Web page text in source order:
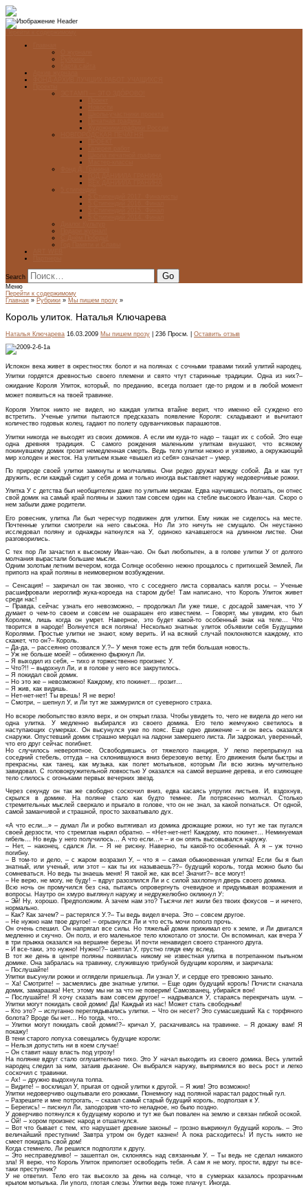
Search
Меню
Перейти к содержимому
Главная » Рубрики » Мы пишем прозу »
Король улиток. Наталья Ключарева
Наталья Ключарева 16.03.2009 Мы пишем прозу | 236 Просм. | Оставить отзыв
Испокон века живет в окрестностях болот и на полянах с сочными травами тихий улитий народец.
Улитки гордятся древностью своего племени и свято чтут старинные традиции. Одна из них?–
ожидание Короля Улиток, который, по преданию, всегда ползает где-то рядом и в любой момент
может появиться на твоей травинке.
Короля Улиток никто не видел, но каждая улитка втайне верит, что именно ей суждено его
встретить. Ученые улитки пытаются предсказать появление Короля: складывают и вычитают
количество годовых колец, гадают по полету одуванчиковых парашютов.
Улитки никогда не выходят из своих домиков. А если им куда-то надо – тащат их с собой. Это еще
одна древняя традиция. С самого рождения маленьким улиткам внушают, что всякому
покинувшему домик грозит немедленная смерть. Ведь тело улитки нежно и уязвимо, а окружающий
мир холоден и жесток. На улитьем языке «вышел из себя» означает – умер.
По природе своей улитки замкнуты и молчаливы. Они редко дружат между собой. Да и как тут
дружить, если каждый сидит у себя дома и только иногда выставляет наружу недоверчивые рожки.
Улитка У с детства был необщителен даже по улитьим меркам. Едва научившись ползать, он отнес
свой домик на самый край поляны и зажил там совсем один на стебле высокого Иван-чая. Скоро о
нем забыли даже родители.
Его ровесник, улитка Ли был чересчур подвижен для улитки. Ему никак не сиделось на месте.
Почтенные улитки смотрели на него свысока. Но Ли это ничуть не смущало. Он неустанно
исследовал поляну и однажды наткнулся на У, одиноко качавшегося на длинном листке. Они
разговорились.
С тех пор Ли зачастил к высокому Иван-чаю. Он был любопытен, а в голове улитки У от долгого
молчания вырастали большие мысли.
Одним золотым летним вечером, когда Солнце особенно нежно прощалось с притихшей Землей, Ли
приполз на край поляны в неимоверном возбуждении.
– Сенсация! – закричал он так звонко, что с соседнего листа сорвалась капля росы. – Ученые
расшифровали иероглиф жука-короеда на старом дубе! Там написано, что Король Улиток живет
среди нас!
– Правда, сейчас узнать его невозможно, – продолжал Ли уже тише, с досадой замечая, что У
думает о чем-то своем и совсем не ошарашен его известием. – Говорят, мы увидим, кто был
Королем, лишь когда он умрет. Наверное, это будет какой-то особенный знак на теле... Что
творится в народе! Волнуется вся поляна! Несколько знатных улиток объявили себя Будущими
Королями. Простые улитки не знают, кому верить. И на всякий случай поклоняются каждому, кто
скажет, что он?– Король.
– Да-да, – рассеянно отозвался У.?– У меня тоже есть для тебя большая новость.
– Уж не больше моей! – обиженно фыркнул Ли.
– Я выходил из себя, – тихо и торжественно произнес У.
– Что?!! – выдохнул Ли, и в голове у него все закрутилось.
– Я покидал свой домик.
– Но это же – невозможно! Каждому, кто покинет… грозит…
– Я жив, как видишь.
– Нет-нет-нет! Ты врешь! Я не верю!
– Смотри, – шепнул У, и Ли тут же зажмурился от суеверного страха.
Но вскоре любопытство взяло верх, и он открыл глаза. Чтобы увидеть то, чего не видела до него ни
одна улитка. У медленно выбирался из своего домика. Его тело жемчужно светилось в
наступающих сумерках. Он высунулся уже по пояс. Еще одно движение – и он весь оказался
снаружи. Опустевший домик страшно мерцал на ладони замершего листа. Ли задрожал, уверенный,
что его друг сейчас погибнет.
Но случилось невероятное. Освободившись от тяжелого панциря, У легко перепрыгнул на
соседний стебель, оттуда – на склонившуюся вниз березовую ветку. Его движения были быстры и
прекрасны, как танец, как музыка, как полет мотыльков, которым Ли всю жизнь мучительно
завидовал. С головокружительной ловкостью У оказался на самой вершине дерева, и его сияющее
тело слилось с огоньками первых вечерних звезд.
Через секунду он так же свободно соскочил вниз, едва касаясь упругих листьев. И, вздохнув,
скрылся в домике. На поляне стало как будто темнее. Ли потрясенно молчал. Столько
стремительных мыслей сверкало и прыгало в голове, что он не знал, за какой погнаться. От одной,
самой заманчивой и страшной, просто захватывало дух.
«А что если…» – думал Ли и робко вытягивал из домика дрожащие рожки, но тут же так пугался
своей дерзости, что стремглав нырял обратно. – «Нет-нет-нет! Каждому, кто покинет… Неминуемая
гибель… Но ведь у него получилось… А что если…» – и он опять высовывался наружу.
– Нет, – наконец, сдался Ли. – Я не рискну. Наверно, ты какой-то особенный. А я – уж точно
погибну.
– В том-то и дело, – с жаром возразил У, – что я – самая обыкновенная улитка! Если бы я был
знатный, или ученый, или этот – как ты их называешь??– будущий король, тогда можно было бы
сомневаться. Но ведь ты знаешь меня! Я такой же, как все! Значит?– все могут!
– Не верю, не могу, не буду! – вдруг разозлился Ли и с силой захлопнул дверь своего домика.
Всю ночь он промучился без сна, пытаясь опровергнуть очевидное и придумывая возражения и
вопросы. Наутро он хмуро выглянул наружу и недружелюбно окликнул У:
– Эй! Ну, хорошо. Предположим. А зачем нам это? Тысячи лет жили без твоих фокусов – и ничего,
нормально.
– Как? Как зачем? – растерялся У.?– Ты ведь видел вчера. Это – совсем другое.
– Не нужно нам твое другое! – огрызнулся Ли и что есть мочи пополз прочь.
Он очень спешил. Он напрягал все силы. Но тяжелый домик прижимал его к земле, и Ли двигался
медленно и скучно. Он полз, и его маленькое тело клокотало от злости. Он вспоминал, как вчера У
в три прыжка оказался на вершине березы. И почти ненавидел своего странного друга.
– И все-таки, это нужно! Нужно!?– шептал У, грустно глядя ему вслед.
В тот же день в центре поляны появилась никому не известная улитка в потрепанном пыльном
домике. Она забралась на травинку, служившую трибуной будущим королям, и закричала:
– Послушайте!
Улитки высунули рожки и оглядели пришельца. Ли узнал У, и сердце его тревожно заныло.
– Ха! Смотрите! – засмеялись две знатные улитки. – Еще один будущий король! Почисти сначала
домик, замарашка! Нет, этому мы ни за что не поверим! Самозванец, убирайся вон!
– Послушайте! Я хочу сказать вам совсем другое! – надрывался У, стараясь перекричать шум. –
Улитки могут покидать свой домик! Да! Каждый из нас! Может стать свободным!
– Кто это? – испуганно переглядывались улитки. – Что он несет? Это сумасшедший Ка с торфяного
болота? Вроде бы нет… Но тогда, что...
– Улитки могут покидать свой домик!?– кричал У, раскачиваясь на травинке. – Я докажу вам! Я
покажу!
В тени старого лопуха совещались будущие короли:
– Нельзя допустить ни в коем случае!
– Он ставит нашу власть под угрозу!
На полянке вдруг стало оглушительно тихо. Это У начал выходить из своего домика. Весь улитий
народец следил за ним, затаив дыхание. Он выбрался наружу, выпрямился во весь рост и легко
соскочил с травинки.
– Ах! – дружно выдохнула толпа.
– Видите! – восклицал У, прыгая от одной улитки к другой. – Я жив! Это возможно!
Улитки недоверчиво ощупывали его рожками. Понемногу над поляной нарастал радостный гул.
– Разрешите и мне потрогать, – сказал самый старый будущий король, подползая к У.
– Берегись! – пискнул Ли, заподозрив что-то неладное, но было поздно.
У доверчиво потянулся к будущему королю и тут же был повален на землю и связан гибкой осокой.
– Ой! – хором произнес народ и отшатнулся.
– Вот что бывает с тем, кто нарушает древние законы! – грозно выкрикнул будущий король. – Это
величайший преступник! Завтра утром он будет казнен! А пока расходитесь! И пусть никто не
смеет покидать свой дом!
Когда стемнело, Ли решился подползти к другу.
– Это несправедливо! – зашептал он, склоняясь над связанным У. – Ты ведь не сделал никакого
зла! Я верю, что Король Улиток приползет освободить тебя. А сам я не могу, прости, вдруг ты все-
таки преступник?
У не ответил. Тело его так высохло за день на солнце, что в сумерках казалось прозрачным
крылом мотылька. Ли уполз, глотая слезы. Улитки ведь тоже плачут. Иногда.